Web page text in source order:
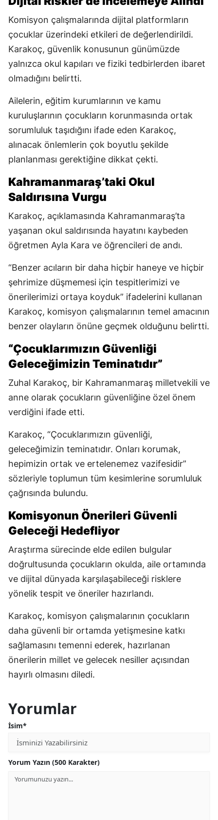
Komisyon çalışmalarında dijital platformların
çocuklar üzerindeki etkileri de değerlendirildi.
Karakoç, güvenlik konusunun günümüzde
yalnızca okul kapıları ve fiziki tedbirlerden ibaret
olmadığını belirtti.
Ailelerin, eğitim kurumlarının ve kamu
kuruluşlarının çocukların korunmasında ortak
sorumluluk taşıdığını ifade eden Karakoç,
alınacak önlemlerin çok boyutlu şekilde
planlanması gerektiğine dikkat çekti.
Kahramanmaraş’taki Okul
Saldırısına Vurgu
Karakoç, açıklamasında Kahramanmaraş’ta
yaşanan okul saldırısında hayatını kaybeden
öğretmen Ayla Kara ve öğrencileri de andı.
“Benzer acıların bir daha hiçbir haneye ve hiçbir
şehrimize düşmemesi için tespitlerimizi ve
önerilerimizi ortaya koyduk” ifadelerini kullanan
Karakoç, komisyon çalışmalarının temel amacının
benzer olayların önüne geçmek olduğunu belirtti.
“Çocuklarımızın Güvenliği
Geleceğimizin Teminatıdır”
Zuhal Karakoç, bir Kahramanmaraş milletvekili ve
anne olarak çocukların güvenliğine özel önem
verdiğini ifade etti.
Karakoç, “Çocuklarımızın güvenliği,
geleceğimizin teminatıdır. Onları korumak,
hepimizin ortak ve ertelenemez vazifesidir”
sözleriyle toplumun tüm kesimlerine sorumluluk
çağrısında bulundu.
Komisyonun Önerileri Güvenli
Geleceği Hedefliyor
Araştırma sürecinde elde edilen bulgular
doğrultusunda çocukların okulda, aile ortamında
ve dijital dünyada karşılaşabileceği risklere
yönelik tespit ve öneriler hazırlandı.
Karakoç, komisyon çalışmalarının çocukların
daha güvenli bir ortamda yetişmesine katkı
sağlamasını temenni ederek, hazırlanan
önerilerin millet ve gelecek nesiller açısından
hayırlı olmasını diledi.
Yorumlar
İsim*
Yorum Yazın (500 Karakter)